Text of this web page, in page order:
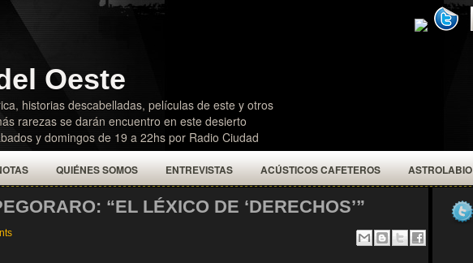
Oeste
historias descabelladas, películas de este y otros
rarezas se darán encuentro en este desierto
y domingos de 19 a 22hs por Radio Ciudad
QUIÉNES SOMOS ENTREVISTAS ACÚSTICOS CAFETEROS ASTROLABIO
“EL LÉXICO DE ‘DERECHOS’”